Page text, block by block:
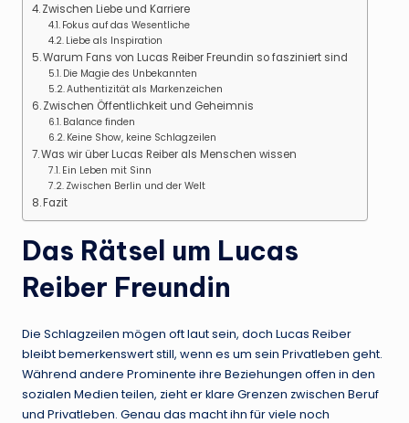
Zwischen Liebe und Karriere
Fokus auf das Wesentliche
Liebe als Inspiration
Warum Fans von Lucas Reiber Freundin so fasziniert sind
Die Magie des Unbekannten
Authentizität als Markenzeichen
Zwischen Öffentlichkeit und Geheimnis
Balance finden
Keine Show, keine Schlagzeilen
Was wir über Lucas Reiber als Menschen wissen
Ein Leben mit Sinn
Zwischen Berlin und der Welt
Fazit
Das Rätsel um Lucas
Reiber Freundin
Die Schlagzeilen mögen oft laut sein, doch Lucas Reiber
bleibt bemerkenswert still, wenn es um sein Privatleben geht.
Während andere Prominente ihre Beziehungen offen in den
sozialen Medien teilen, zieht er klare Grenzen zwischen Beruf
und Privatleben. Genau das macht ihn für viele noch